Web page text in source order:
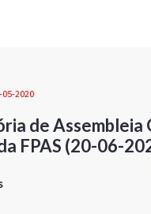
05-2020
de Assembleia
FPAS (20-06-